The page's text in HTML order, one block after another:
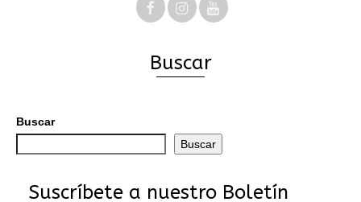
Buscar
Buscar
Buscar
Suscríbete a nuestro Boletín